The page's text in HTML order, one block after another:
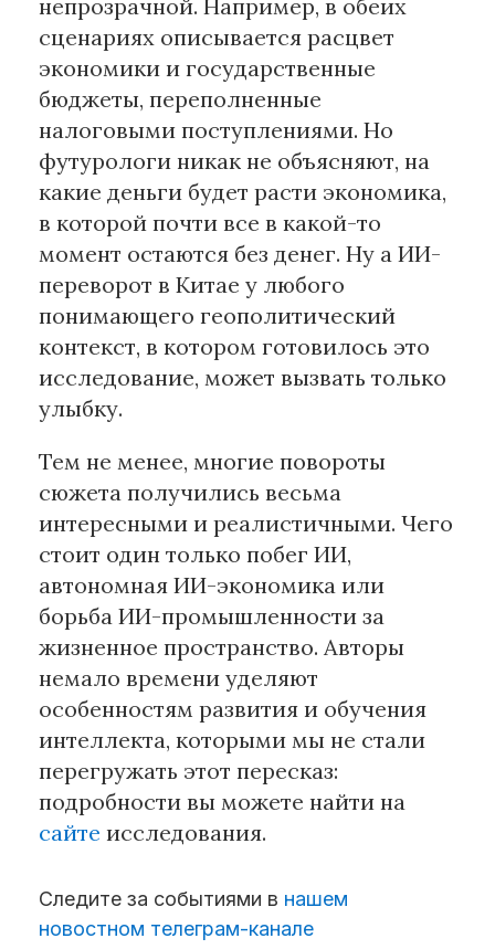
непрозрачной. Например, в обеих
сценариях описывается расцвет
экономики и государственные
бюджеты, переполненные
налоговыми поступлениями. Но
футурологи никак не объясняют, на
какие деньги будет расти экономика,
в которой почти все в какой-то
момент остаются без денег. Ну а ИИ-
переворот в Китае у любого
понимающего геополитический
контекст, в котором готовилось это
исследование, может вызвать только
улыбку.
Тем не менее, многие повороты
сюжета получились весьма
интересными и реалистичными. Чего
стоит один только побег ИИ,
автономная ИИ-экономика или
борьба ИИ-промышленности за
жизненное пространство. Авторы
немало времени уделяют
особенностям развития и обучения
интеллекта, которыми мы не стали
перегружать этот пересказ:
подробности вы можете найти на
сайте исследования.
Следите за событиями в нашем
новостном телеграм-канале